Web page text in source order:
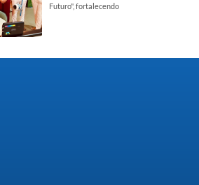
Futuro", fortalecendo